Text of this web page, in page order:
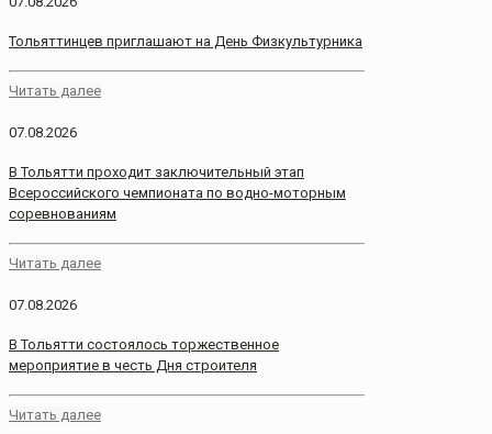
Тольяттинцев приглашают на День Физкультурника
Читать далее
07.08.2026
В Тольятти проходит заключительный этап
Всероссийского чемпионата по водно-моторным
соревнованиям
Читать далее
07.08.2026
В Тольятти состоялось торжественное
мероприятие в честь Дня строителя
Читать далее